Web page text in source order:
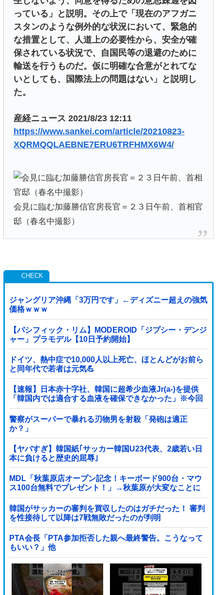
っている」と説明。その上で「現在のアフガニ
スタンのような例外的な状況において、緊急的
な措置として、人道上の必要性から、安全が確
保されている状況で、自国民等の退避のために
輸送を行うものだ。仮に明確な合意がとれてな
いとしても、国際法上の問題はない」と説明し
た。
産経ニュース 2021/8/23 12:11
https://www.sankei.com/article/20210823-
XQRMQQLAEBNE7ERU6TRFHMX6W4/
会見に臨む加藤勝信官房長官＝２３日午前、首相官
邸（春名中撮影）
ジャングリア沖縄「3万円です」←ディズニー超えの強気
価格ｗｗｗ
【パシフィック・リム】MODEROID「ジプシー・デンジ
ャー」プラモデル【10日予約開始】
ドイツ、熱中症で10,000人以上死亡、ほとんどがお前ら
と同年代で若者は元気💪
【速報】日本赤十字社、韓国に超希少血液Jr(a-)を提供
「韓国内では適合する血液を確保できなかった」※今回
で4回目
警察がスーパーで暴れる刃物男を射殺「発砲は適正
か？」
【ヤバすぎ】韓国紙｢サッカー韓国U23代表、2歳若い日
本に負けると歴史的屈辱｣
MDL「秋葉原店オープン記念！キーボード900台・マウ
ス100台無料でプレゼント！」→秋葉原が大変なことに
なってしまう
韓国がサッカーの審判を買収したのはガチだった！ 審判
を性接待して以降は7戦無敗だったのが判明
PTA会長「PTA参加拒否した親へ最終警告。こうなって
もいい？」他